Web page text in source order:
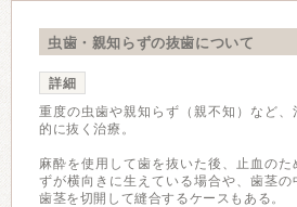
虫歯・親知らずの抜歯について
詳細
重度の虫歯や親知らず（親不知）など、
的に抜く治療。
麻酔を使用して歯を抜いた後、止血のた
ずが横向きに生えている場合や、歯茎の
歯茎を切開して縫合するケースもある。